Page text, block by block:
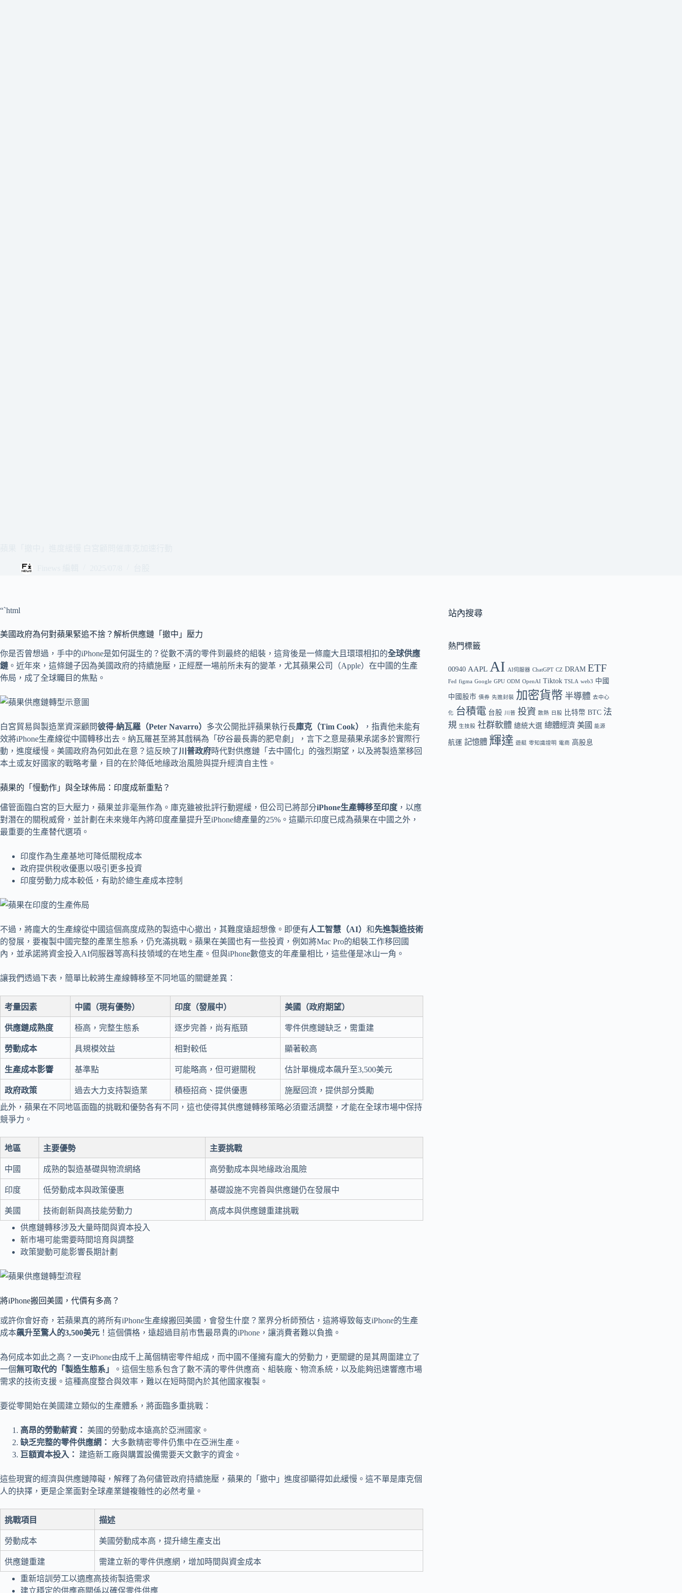
“`html
美國政府為何對蘋果緊追不捨？解析供應鏈「撤中」壓力
你是否曾想過，手中的iPhone是如何誕生的？從數不清的零件到最終的組裝，這背後是一條龐大且環環相扣的全球供應
鏈 。近年來，這條鏈子因為美國政府的持續施壓，正經歷一場前所未有的變革，尤其蘋果公司（Apple）在中國的生產
佈局，成了全球矚目的焦點。
白宮貿易與製造業資深顧問彼得·納瓦羅（Peter Navarro） 多次公開批評蘋果執行長庫克（Tim Cook）
，指責他未能有
效將iPhone生產線從中國轉移出去。納瓦羅甚至將其戲稱為「矽谷最長壽的肥皂劇」，言下之意是蘋果承諾多於實際行
動，進度緩慢。美國政府為何如此在意？這反映了川普政府時代對供應鏈「去中國化」的強烈期望，以及將製造業移回
本土或友好國家的戰略考量，目的在於降低地緣政治風險與提升經濟自主性。
蘋果的「慢動作」與全球佈局：印度成新重點？
儘管面臨白宮的巨大壓力，蘋果並非毫無作為。庫克雖被批評行動遲緩，但公司已將部分iPhone生產轉移至印度 ，以應
對潛在的關稅威脅，並計劃在未來幾年內將印度產量提升至iPhone總產量的25%。這顯示印度已成為蘋果在中國之外，
最重要的生產替代選項。
印度作為生產基地可降低關稅成本
政府提供稅收優惠以吸引更多投資
印度勞動力成本較低，有助於總生產成本控制
不過，將龐大的生產線從中國這個高度成熟的製造中心撤出，其難度遠超想像。即便有人工智慧（AI） 和先進製造技術
的發展，要複製中國完整的產業生態系，仍充滿挑戰。蘋果在美國也有一些投資，例如將Mac Pro的組裝工作移回國
內，並承諾將資金投入AI伺服器等高科技領域的在地生產。但與iPhone數億支的年產量相比，這些僅是冰山一角。
讓我們透過下表，簡單比較將生產線轉移至不同地區的關鍵差異：
考量因素 中國（現有優勢） 印度（發展中） 美國（政府期望）
供應鏈成熟度 極高，完整生態系 逐步完善，尚有瓶頸 零件供應鏈缺乏，需重建
勞動成本 具規模效益 相對較低 顯著較高
生產成本影響 基準點 可能略高，但可避關稅 估計單機成本飆升至3,500美元
政府政策 過去大力支持製造業 積極招商、提供優惠
施壓回流，提供部分獎勵
此外，蘋果在不同地區面臨的挑戰和優勢各有不同，這也使得其供應鏈轉移策略必須靈活調整，才能在全球市場中保持
競爭力。
地區 主要優勢 主要挑戰
中國 成熟的製造基礎與物流網絡 高勞動成本與地緣政治風險
印度 低勞動成本與政策優惠 基礎設施不完善與供應鏈仍在發展中
美國 技術創新與高技能勞動力
高成本與供應鏈重建挑戰
供應鏈轉移涉及大量時間與資本投入
新市場可能需要時間培育與調整
政策變動可能影響長期計劃
將iPhone搬回美國，代價有多高？
或許你會好奇，若蘋果真的將所有iPhone生產線搬回美國，會發生什麼？業界分析師預估，這將導致每支iPhone的生產
成本飆升至驚人的3,500美元 ！這個價格，遠超過目前市售最昂貴的iPhone，讓消費者難以負擔。
為何成本如此之高？一支iPhone由成千上萬個精密零件組成，而中國不僅擁有龐大的勞動力，更關鍵的是其周圍建立了
一個無可取代的「製造生態系」
。這個生態系包含了數不清的零件供應商、組裝廠、物流系統，以及能夠迅速響應市場
需求的技術支援。這種高度整合與效率，難以在短時間內於其他國家複製。
要從零開始在美國建立類似的生產體系，將面臨多重挑戰：
高昂的勞動薪資：
美國的勞動成本遠高於亞洲國家。
缺乏完整的零件供應網：
大多數精密零件仍集中在亞洲生產。
巨額資本投入：
建造新工廠與購置設備需要天文數字的資金。
這些現實的經濟與供應鏈障礙，解釋了為何儘管政府持續施壓，蘋果的「撤中」進度卻顯得如此緩慢。這不單是庫克個
人的抉擇，更是企業面對全球產業鏈複雜性的必然考量。
挑戰項目 描述
勞動成本 美國勞動成本高，提升總生產支出
供應鏈重建
需建立新的零件供應網，增加時間與資金成本
重新培訓勞工以適應高技術製造需求
建立穩定的供應商關係以確保零件供應
站內搜尋
熱門標籤
00940 AAPL AI AI伺服器 ChatGPT CZ DRAM ETF
Fed figma Google GPU ODM OpenAI Tiktok TSLA web3 中國
中國股市 債券 先進封裝 加密貨幣 半導體 去中心
化 台積電 台股 川普 投資 散熱 日股 比特幣 BTC 法
規 生技股 社群軟體 總統大選 總體經濟 美國 能源
航運 記憶體 輝達 遊艇 零知識證明 電商 高股息